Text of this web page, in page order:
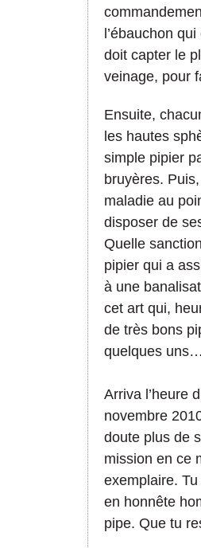
l’ébauchon
doit capter le
veinage, pour
Ensuite,
les hautes
simple pipier
bruyères.
maladie au
disposer de
Quelle
pipier qui a
à une
cet art qui,
de très bons
quelques
Arriva l’heure
novembre
doute plus de
mission en ce
exemplaire.
en honnête
pipe. Que tu